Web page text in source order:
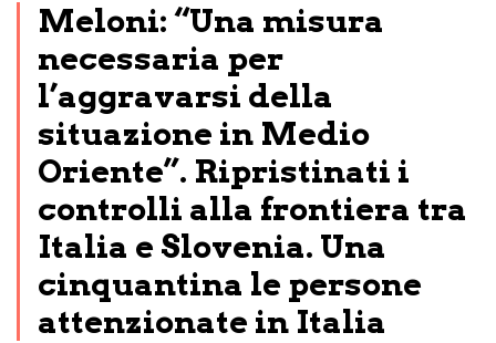
Meloni: “Una misura
necessaria per
l’aggravarsi della
situazione in Medio
Oriente”. Ripristinati i
controlli alla frontiera tra
Italia e Slovenia. Una
cinquantina le persone
attenzionate in Italia